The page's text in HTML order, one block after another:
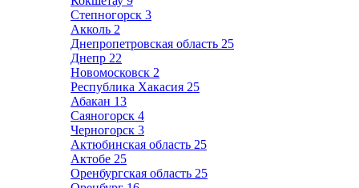
Степногорск 3
Акколь 2
Днепропетровская область 25
Днепр 22
Новомосковск 2
Республика Хакасия 25
Абакан 13
Саяногорск 4
Черногорск 3
Актюбинская область 25
Актобе 25
Оренбургская область 25